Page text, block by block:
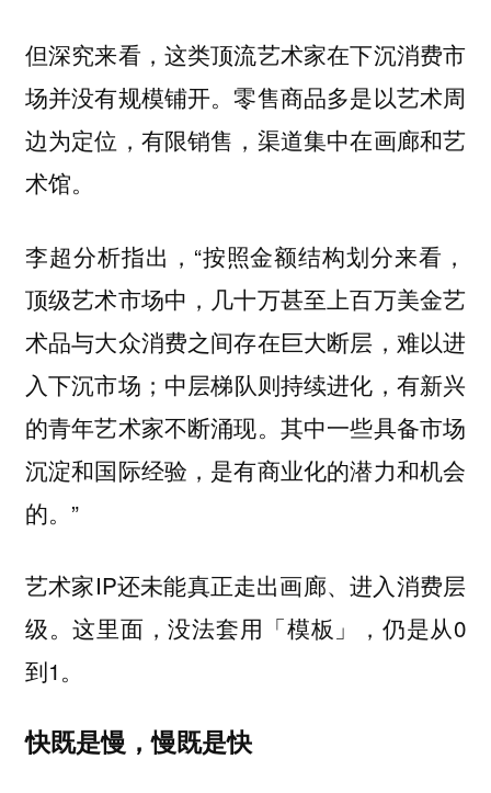
但深究来看，这类顶流艺术家在下沉消费市
场并没有规模铺开。零售商品多是以艺术周
边为定位，有限销售，渠道集中在画廊和艺
术馆。
李超分析指出，“按照金额结构划分来看，
顶级艺术市场中，几十万甚至上百万美金艺
术品与大众消费之间存在巨大断层，难以进
入下沉市场；中层梯队则持续进化，有新兴
的青年艺术家不断涌现。其中一些具备市场
沉淀和国际经验，是有商业化的潜力和机会
的。”
艺术家IP还未能真正走出画廊、进入消费层
级。这里面，没法套用「模板」，仍是从0
到1。
快既是慢，慢既是快